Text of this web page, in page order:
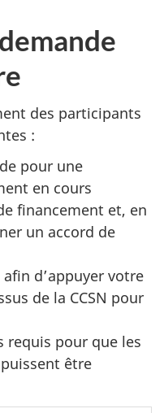
des participants
:
pour une
en cours
financement et, en
un accord de
d’appuyer votre
de la CCSN pour
requis pour que les
être